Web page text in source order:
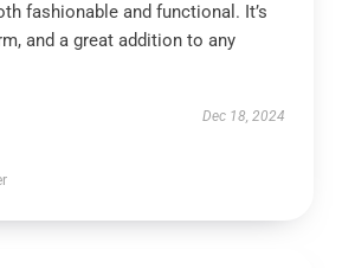
fashionable and functional. It’s
and a great addition to any
Dec 18, 2024